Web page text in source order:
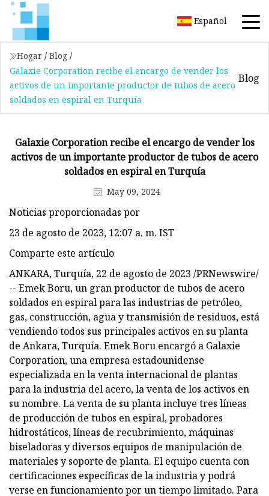
Español
Hogar / Blog /
Galaxie Corporation recibe el encargo de vender los
activos de un importante productor de tubos de acero
soldados en espiral en Turquía
Blog
Galaxie Corporation recibe el encargo de vender los
activos de un importante productor de tubos de acero
soldados en espiral en Turquía
May 09, 2024
Noticias proporcionadas por
23 de agosto de 2023, 12:07 a. m. IST
Comparte este artículo
ANKARA, Turquía, 22 de agosto de 2023 /PRNewswire/
-- Emek Boru, un gran productor de tubos de acero
soldados en espiral para las industrias de petróleo,
gas, construcción, agua y transmisión de residuos, está
vendiendo todos sus principales activos en su planta
de Ankara, Turquía. Emek Boru encargó a Galaxie
Corporation, una empresa estadounidense
especializada en la venta internacional de plantas
para la industria del acero, la venta de los activos en
su nombre. La venta de su planta incluye tres líneas
de producción de tubos en espiral, probadores
hidrostáticos, líneas de recubrimiento, máquinas
biseladoras y diversos equipos de manipulación de
materiales y soporte de planta. El equipo cuenta con
certificaciones específicas de la industria y podrá
verse en funcionamiento por un tiempo limitado. Para